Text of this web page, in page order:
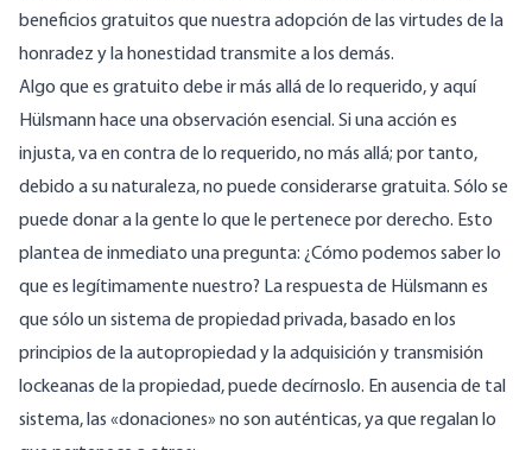
beneficios gratuitos que nuestra adopción de las virtudes de la
honradez y la honestidad transmite a los demás.
Algo que es gratuito debe ir más allá de lo requerido, y aquí
Hülsmann hace una observación esencial. Si una acción es
injusta, va en contra de lo requerido, no más allá; por tanto,
debido a su naturaleza, no puede considerarse gratuita. Sólo se
puede donar a la gente lo que le pertenece por derecho. Esto
plantea de inmediato una pregunta: ¿Cómo podemos saber lo
que es legítimamente nuestro? La respuesta de Hülsmann es
que sólo un sistema de propiedad privada, basado en los
principios de la autopropiedad y la adquisición y transmisión
lockeanas de la propiedad, puede decírnoslo. En ausencia de tal
sistema, las «donaciones» no son auténticas, ya que regalan lo